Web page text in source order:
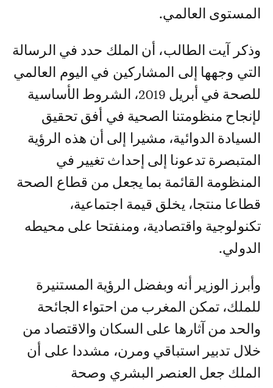
المستوى العالمي.
وذكر آيت الطالب، أن الملك حدد في الرسالة
التي وجهها إلى المشاركين في اليوم العالمي
للصحة في أبريل 2019، الشروط الأساسية
لإنجاح منظومتنا الصحية في أفق تحقيق
السيادة الدوائية، مشيرا إلى أن هذه الرؤية
المتبصرة تدعونا إلى إحداث تغيير في
المنظومة القائمة بما يجعل من قطاع الصحة
قطاعا منتجا، يخلق قيمة اجتماعية،
تكنولوجية واقتصادية، ومنفتحا على محيطه
الدولي.
وأبرز الوزير أنه وبفضل الرؤية المستنيرة
للملك، تمكن المغرب من احتواء الجائحة
والحد من آثارها على السكان والاقتصاد من
خلال تدبير استباقي ومرن، مشددا على أن
الملك جعل العنصر البشري وصحة